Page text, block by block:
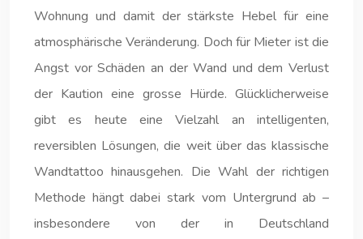
Wohnung und damit der stärkste Hebel für eine
atmosphärische Veränderung. Doch für Mieter ist die
Angst vor Schäden an der Wand und dem Verlust
der Kaution eine grosse Hürde. Glücklicherweise
gibt es heute eine Vielzahl an intelligenten,
reversiblen Lösungen, die weit über das klassische
Wandtattoo hinausgehen. Die Wahl der richtigen
Methode hängt dabei stark vom Untergrund ab –
insbesondere von der in Deutschland